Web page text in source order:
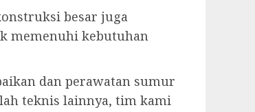
besar juga
memenuhi kebutuhan
dan perawatan sumur
teknis lainnya, tim kami